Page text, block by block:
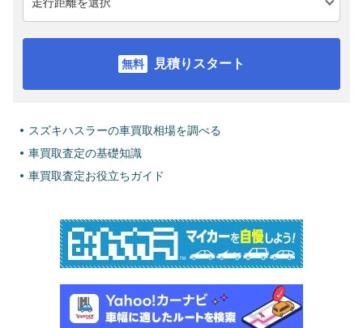
見積りスタート
スズキハスラーの車買取相場を調べる
車買取査定の基礎知識
車買取査定お役立ちガイド